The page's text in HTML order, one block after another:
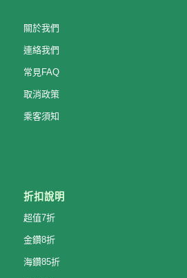
關於我們
連絡我們
常見FAQ
取消政策
乘客須知
折扣說明
超值7折
金鑽8折
海鑽85折